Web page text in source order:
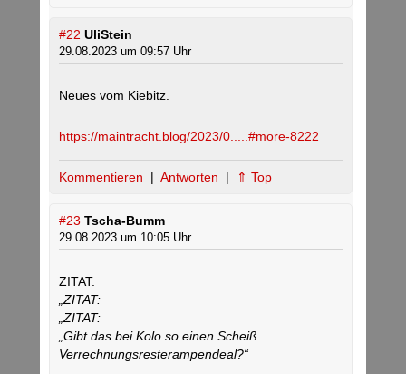
#22 UliStein
29.08.2023 um 09:57 Uhr
Neues vom Kiebitz.
https://maintracht.blog/2023/0.....#more-8222
Kommentieren | Antworten | ⇑ Top
#23 Tscha-Bumm
29.08.2023 um 10:05 Uhr
ZITAT:
„ZITAT:
„ZITAT:
„Gibt das bei Kolo so einen Scheiß
Verrechnungsresterampendeal?“